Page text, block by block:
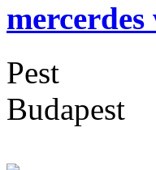
mercerdes
Pest
Budapest